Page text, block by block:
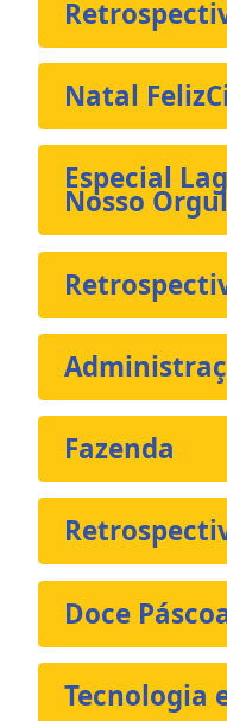
Natal
Especial
Nosso
Fazenda
Doce
Tecnologia